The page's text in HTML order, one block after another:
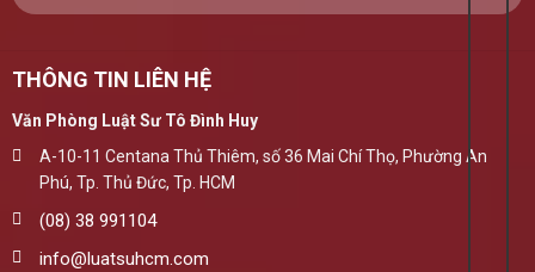
THÔNG TIN LIÊN HỆ
Văn Phòng Luật Sư Tô Đình Huy
A-10-11 Centana Thủ Thiêm, số 36 Mai Chí Thọ, Phường An
Phú, Tp. Thủ Đức, Tp. HCM
(08) 38 991104
info@luatsuhcm.com